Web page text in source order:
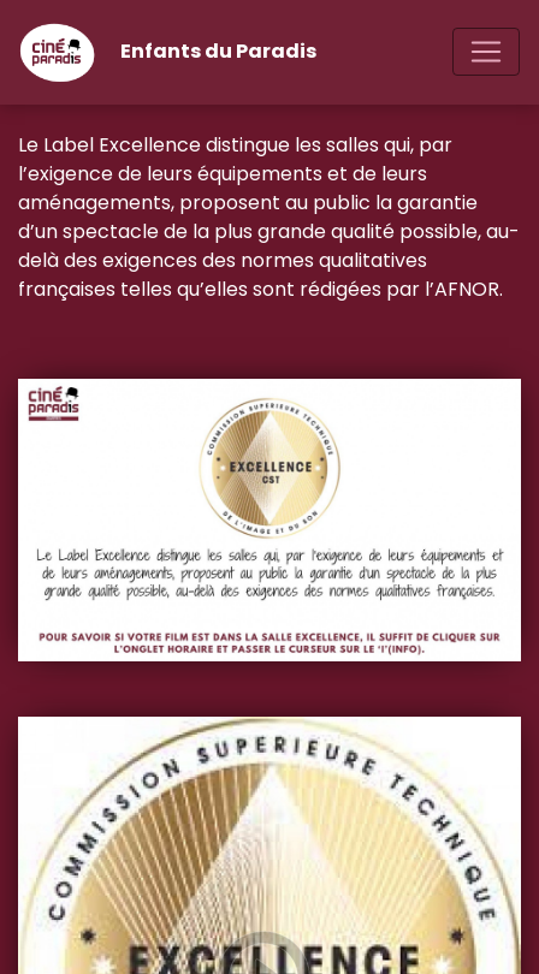
Enfants du Paradis
Le Label Excellence distingue les salles qui, par
l’exigence de leurs équipements et de leurs
aménagements, proposent au public la garantie
d’un spectacle de la plus grande qualité possible, au-
delà des exigences des normes qualitatives
françaises telles qu’elles sont rédigées par l’AFNOR.